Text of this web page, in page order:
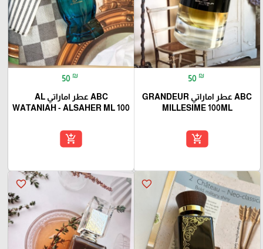
50 ₪
ABC عطر اماراتي GRANDEUR
MILLESIME 100ML
add_shopping_cart
50 ₪
ABC عطر اماراتي AL
WATANIAH - ALSAHER ML 100
add_shopping_cart
favorite_border
favorite_border